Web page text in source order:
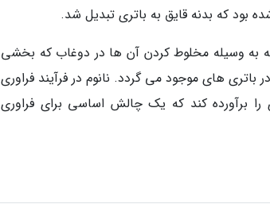
به وسیله مخلوط کردن آن ها در دوغاب که بخشی
های موجود می گردد. نانوم در فرآیند فراوری
برآورده کند که یک چالش اساسی برای فراوری